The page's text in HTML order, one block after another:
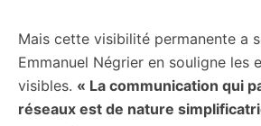
Mais cette visibilité permanente a
Emmanuel Négrier en souligne les
visibles. « La communication qui
réseaux est de nature